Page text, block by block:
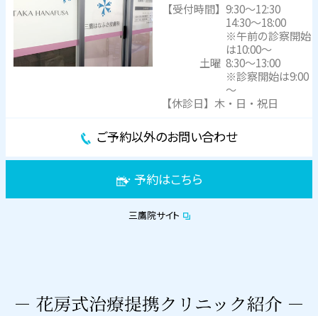
【受付時間】9:30～12:30
14:30～18:00
※午前の診察開始
は10:00～
土曜 8:30～13:00
※診察開始は9:00
～
【休診日】木・日・祝日
ご予約以外のお問い合わせ
予約はこちら
三鷹院サイト